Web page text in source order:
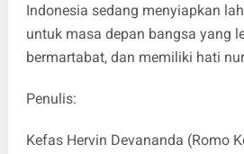
Indonesia sedang menyiapkan
untuk masa depan bangsa yang
bermartabat, dan memiliki hati
Penulis:
Kefas Hervin Devananda (Romo